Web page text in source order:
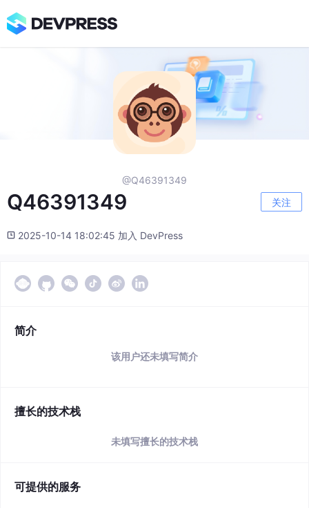
@Q46391349
Q46391349 关注
2025-10-14 18:02:45 加入 DevPress
简介
该用户还未填写简介
擅长的技术栈
未填写擅长的技术栈
可提供的服务